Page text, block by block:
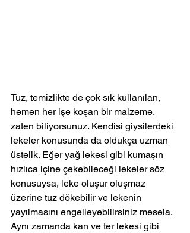
Tuz, temizlikte de çok sık kullanılan,
hemen her işe koşan bir malzeme,
zaten biliyorsunuz. Kendisi giysilerdeki
lekeler konusunda da oldukça uzman
üstelik. Eğer yağ lekesi gibi kumaşın
hızlıca içine çekebileceği lekeler söz
konusuysa, leke oluşur oluşmaz
üzerine tuz dökebilir ve lekenin
yayılmasını engelleyebilirsiniz mesela.
Aynı zamanda kan ve ter lekesi gibi